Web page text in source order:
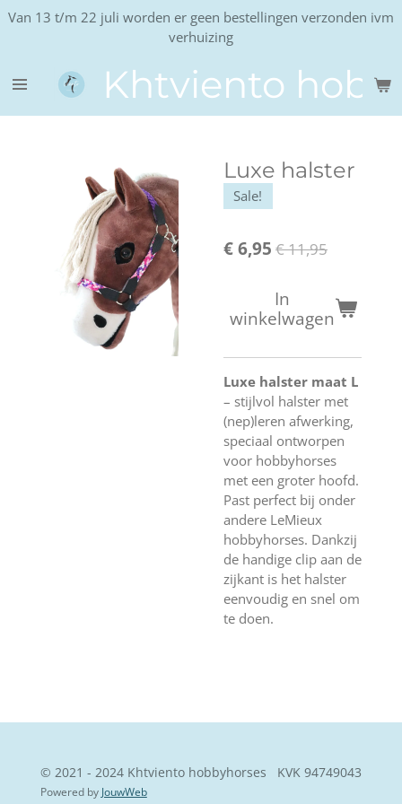
Ga
de
hoofdinhoud
Khtviento
Van 13 t/m 22 juli worden er geen bestellingen verzonden ivm
verhuizing
Luxe halster
Sale!
€ 6,95 € 11,95
In
winkelwagen
Luxe halster maat L
– stijlvol halster met
(nep)leren afwerking,
speciaal ontworpen
voor hobbyhorses
met een groter hoofd.
Past perfect bij onder
andere LeMieux
hobbyhorses. Dankzij
de handige clip aan de
zijkant is het halster
eenvoudig en snel om
te doen.
© 2021 - 2024 Khtviento hobbyhorses KVK 94749043
Powered by JouwWeb